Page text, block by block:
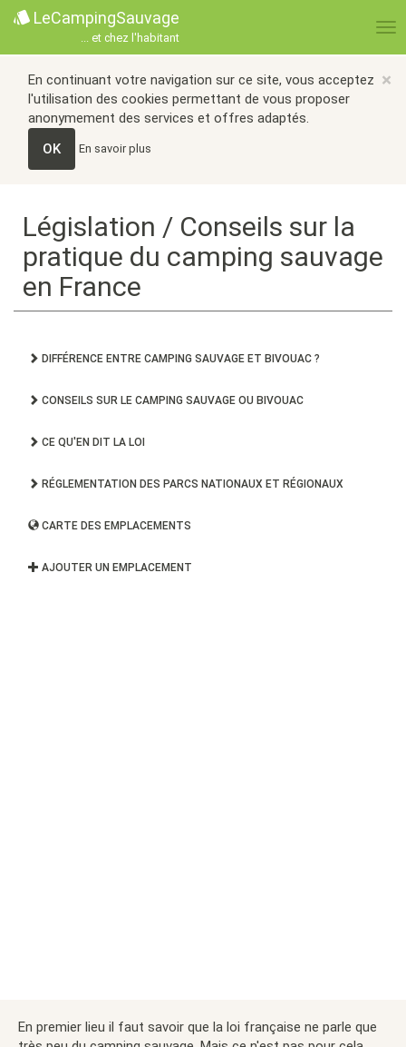
LeCampingSauvage
... et chez l'habitant
×
En continuant votre navigation sur ce site, vous acceptez
l'utilisation des cookies permettant de vous proposer
anonymement des services et offres adaptés.
OK
En savoir plus
Législation / Conseils sur la
pratique du camping sauvage
en France
DIFFÉRENCE ENTRE CAMPING SAUVAGE ET BIVOUAC ?
CONSEILS SUR LE CAMPING SAUVAGE OU BIVOUAC
CE QU'EN DIT LA LOI
RÉGLEMENTATION DES PARCS NATIONAUX ET RÉGIONAUX
CARTE DES EMPLACEMENTS
AJOUTER UN EMPLACEMENT
En premier lieu il faut savoir que la loi française ne parle que